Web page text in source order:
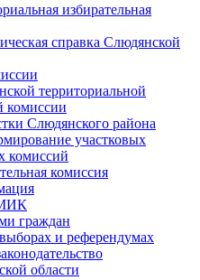
избирательная
справка Слюдянской
территориальной
комиссии
Слюдянского района
участковых
комиссий
комиссия
МИК
граждан
и референдумах
области